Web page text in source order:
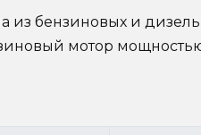
из бензиновых и
мотор